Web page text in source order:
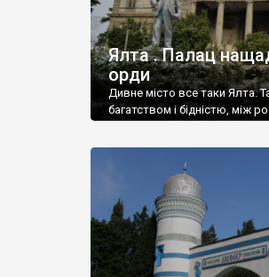
Ялта . Палац
орди
Дивне місто все таки Ялта.
багатством і бідністю, між